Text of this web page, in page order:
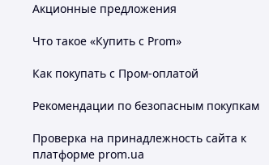
Акционные предложения
Что такое «Купить с Prom»
Как покупать с Пром-оплатой
Рекомендации по безопасным покупкам
Проверка на принадлежность сайта к
платформе prom.ua